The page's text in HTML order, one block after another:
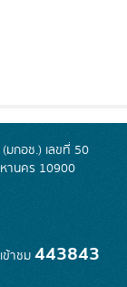
มกอช.) เลขที่ 50
านคร 10900
ข้าชม443843